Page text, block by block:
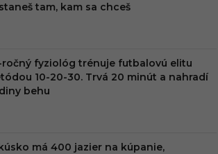
tam, kam sa chceš
ročný fyziológ trénuje futbalovú elitu
10-20-30. Trvá 20 minút a nahradí
behu
má 400 jazier na kúpanie,